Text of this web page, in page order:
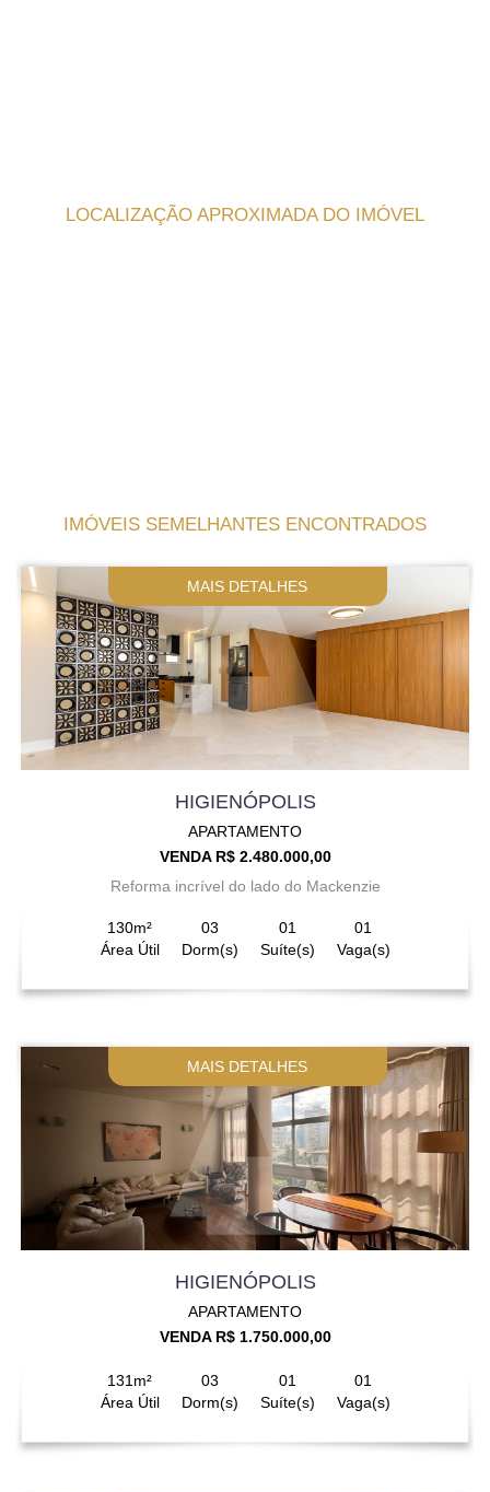
LOCALIZAÇÃO APROXIMADA DO IMÓVEL
IMÓVEIS SEMELHANTES ENCONTRADOS
MAIS DETALHES
HIGIENÓPOLIS
APARTAMENTO
VENDA R$ 2.480.000,00
Reforma incrível do lado do Mackenzie
130m²
Área Útil
03
Dorm(s)
01
Suíte(s)
01
Vaga(s)
MAIS DETALHES
HIGIENÓPOLIS
APARTAMENTO
VENDA R$ 1.750.000,00
131m²
Área Útil
03
Dorm(s)
01
Suíte(s)
01
Vaga(s)